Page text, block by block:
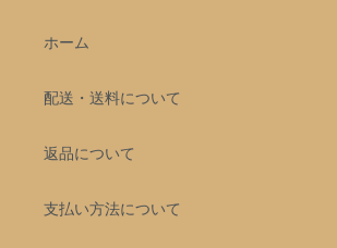
ホーム
配送・送料について
返品について
支払い方法について